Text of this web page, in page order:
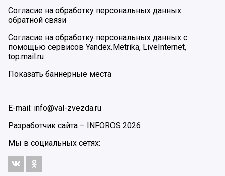
Согласие на обработку персональных данных
обратной связи
Согласие на обработку персональных данных с
помощью сервисов Yandex.Metrika, LiveInternet,
top.mail.ru
Показать баннерные места
E-mail: info@val-zvezda.ru
Разработчик сайта –
INFOROS 2026
Мы в социальных сетях: